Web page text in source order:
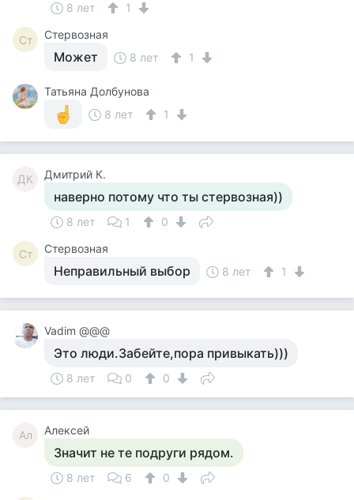
8 лет 1
Ст Стервозная
Может 8 лет 1
Татьяна Долбунова
8 лет
1
ДК Дмитрий К.
наверно потому что ты стервозная))
8 лет 1 0
Ст Стервозная
Неправильный выбор 8 лет 1
Vadim @@@
Это люди.Забейте,пора привыкать)))
8 лет 0 0
Ал Алексей
Значит не те подруги рядом.
8 лет 6
0